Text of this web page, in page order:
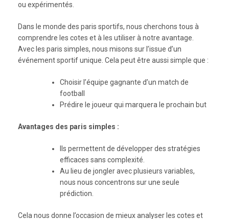
ou expérimentés.
Dans le monde des paris sportifs, nous cherchons tous à
comprendre les cotes et à les utiliser à notre avantage.
Avec les paris simples, nous misons sur l’issue d’un
événement sportif unique. Cela peut être aussi simple que :
Choisir l’équipe gagnante d’un match de
football
Prédire le joueur qui marquera le prochain but
Avantages des paris simples :
Ils permettent de développer des stratégies
efficaces sans complexité.
Au lieu de jongler avec plusieurs variables,
nous nous concentrons sur une seule
prédiction.
Cela nous donne l’occasion de mieux analyser les cotes et